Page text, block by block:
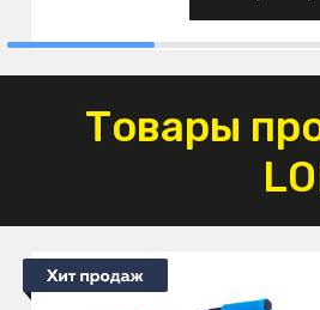
Товары